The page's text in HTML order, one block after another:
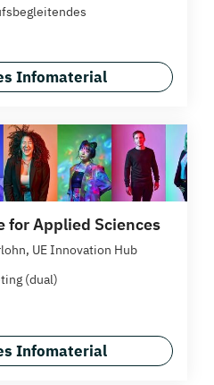
Infomaterial
for Applied Sciences
UE Innovation Hub
(dual)
Infomaterial